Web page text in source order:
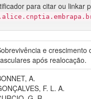
para citar ou linkar
e crescimento
após realocação.
A.
F. L. A.